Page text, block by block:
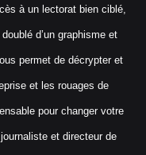
à un lectorat bien ciblé,
d’un graphisme et
permet de décrypter et
et les rouages de
pour changer votre
et directeur de